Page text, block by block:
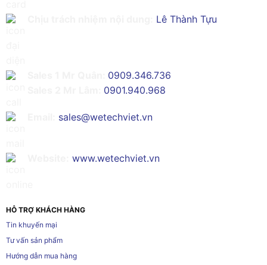
Lê Thành Tựu
0909.346.736
0901.940.968
sales@wetechviet.vn
www.wetechviet.vn
HỖ TRỢ KHÁCH HÀNG
Tin khuyến mại
Tư vấn sản phẩm
Hướng dẫn mua hàng